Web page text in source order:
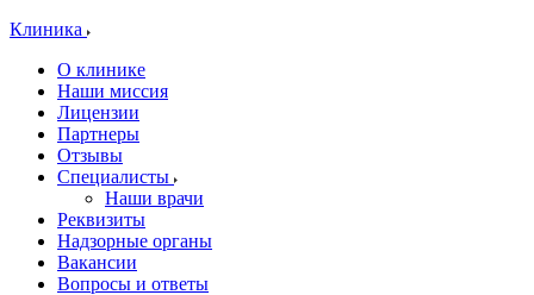
Клиника
О клинике
Наши миссия
Лицензии
Партнеры
Отзывы
Специалисты
Наши врачи
Реквизиты
Надзорные органы
Вакансии
Вопросы и ответы